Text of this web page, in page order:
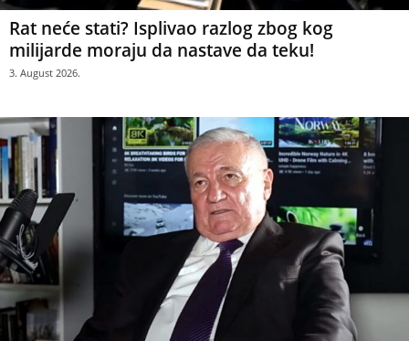
Rat neće stati? Isplivao razlog zbog kog
milijarde moraju da nastave da teku!
3. August 2026.